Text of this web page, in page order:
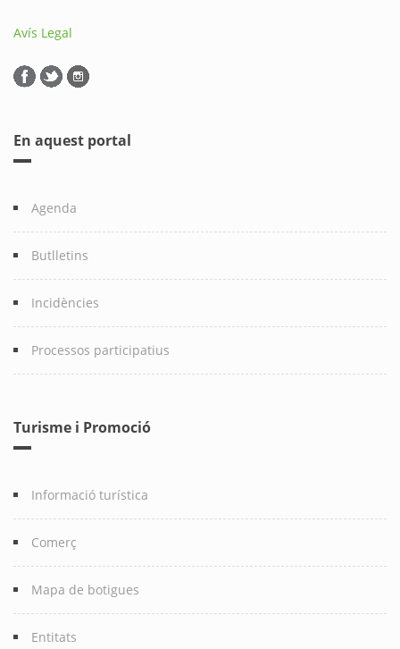
Avís Legal
En aquest portal
Agenda
Butlletins
Incidències
Processos participatius
Turisme i Promoció
Informació turística
Comerç
Mapa de botigues
Entitats